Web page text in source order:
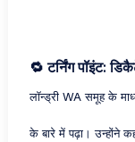
🔁 टर्निंग पॉइंट:
लॉन्ड्री WA समूह के
के बारे में पढ़ा। उन्होंने